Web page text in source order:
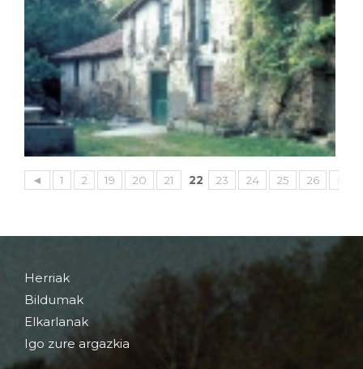
◄ 1 2 19 20 21 22 23 24 25 26
Herriak
Bildumak
Elkarlanak
Igo zure argazkia